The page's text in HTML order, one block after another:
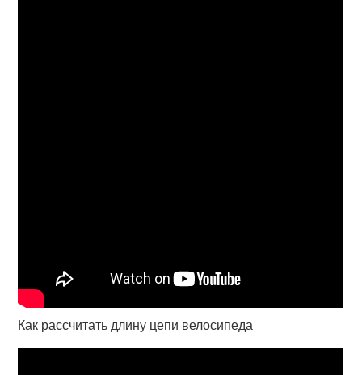
Как рассчитать длину цепи велосипеда